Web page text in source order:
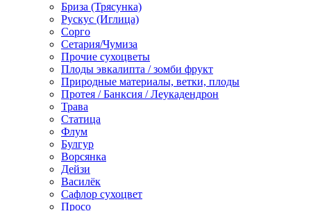
Бриза (Трясунка)
Рускус (Иглица)
Сорго
Сетария/Чумиза
Прочие сухоцветы
Плоды эвкалипта / зомби фрукт
Природные материалы, ветки, плоды
Протея / Банксия / Леукадендрон
Трава
Статица
Флум
Булгур
Ворсянка
Дейзи
Василёк
Сафлор сухоцвет
Просо